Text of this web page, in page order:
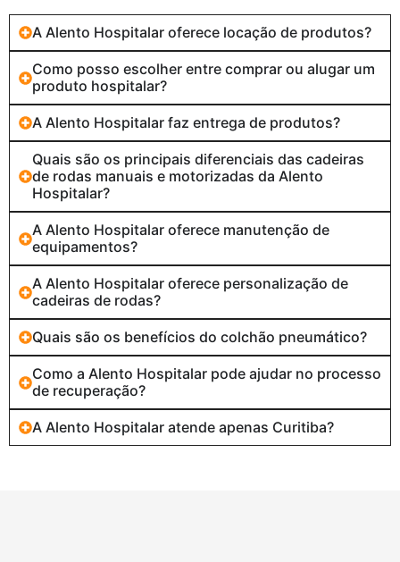
A Alento Hospitalar oferece locação de produtos?
Como posso escolher entre comprar ou alugar um
produto hospitalar?
A Alento Hospitalar faz entrega de produtos?
Quais são os principais diferenciais das cadeiras
de rodas manuais e motorizadas da Alento
Hospitalar?
A Alento Hospitalar oferece manutenção de
equipamentos?
A Alento Hospitalar oferece personalização de
cadeiras de rodas?
Quais são os benefícios do colchão pneumático?
Como a Alento Hospitalar pode ajudar no processo
de recuperação?
A Alento Hospitalar atende apenas Curitiba?